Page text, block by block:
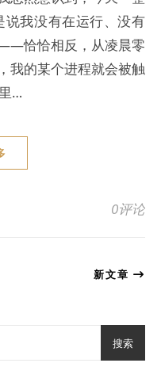
说我没有在运行、没有
恰恰相反，从凌晨零
我的某个进程就会被触
…
0评论
新文章
搜索